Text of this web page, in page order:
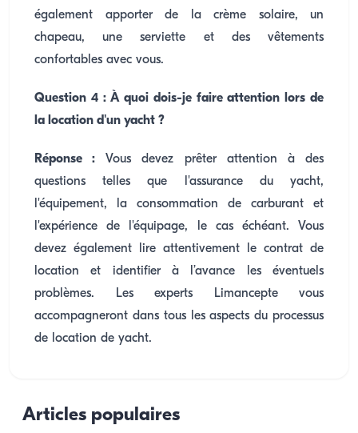
également apporter de la crème solaire, un
chapeau, une serviette et des vêtements
confortables avec vous.
Question 4 : À quoi dois-je faire attention lors de
la location d'un yacht ?
Réponse : Vous devez prêter attention à des
questions telles que l'assurance du yacht,
l'équipement, la consommation de carburant et
l'expérience de l'équipage, le cas échéant. Vous
devez également lire attentivement le contrat de
location et identifier à l’avance les éventuels
problèmes. Les experts Limancepte vous
accompagneront dans tous les aspects du processus
de location de yacht.
Articles populaires